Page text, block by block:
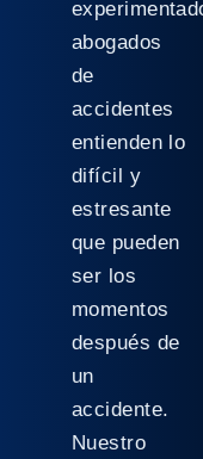
abogados
de
accidentes
entienden lo
difícil y
estresante
que pueden
ser los
momentos
después de
un
accidente.
Nuestro